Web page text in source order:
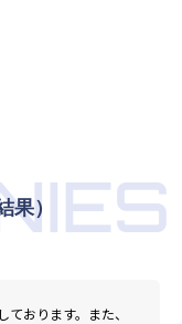
）
おります。また、